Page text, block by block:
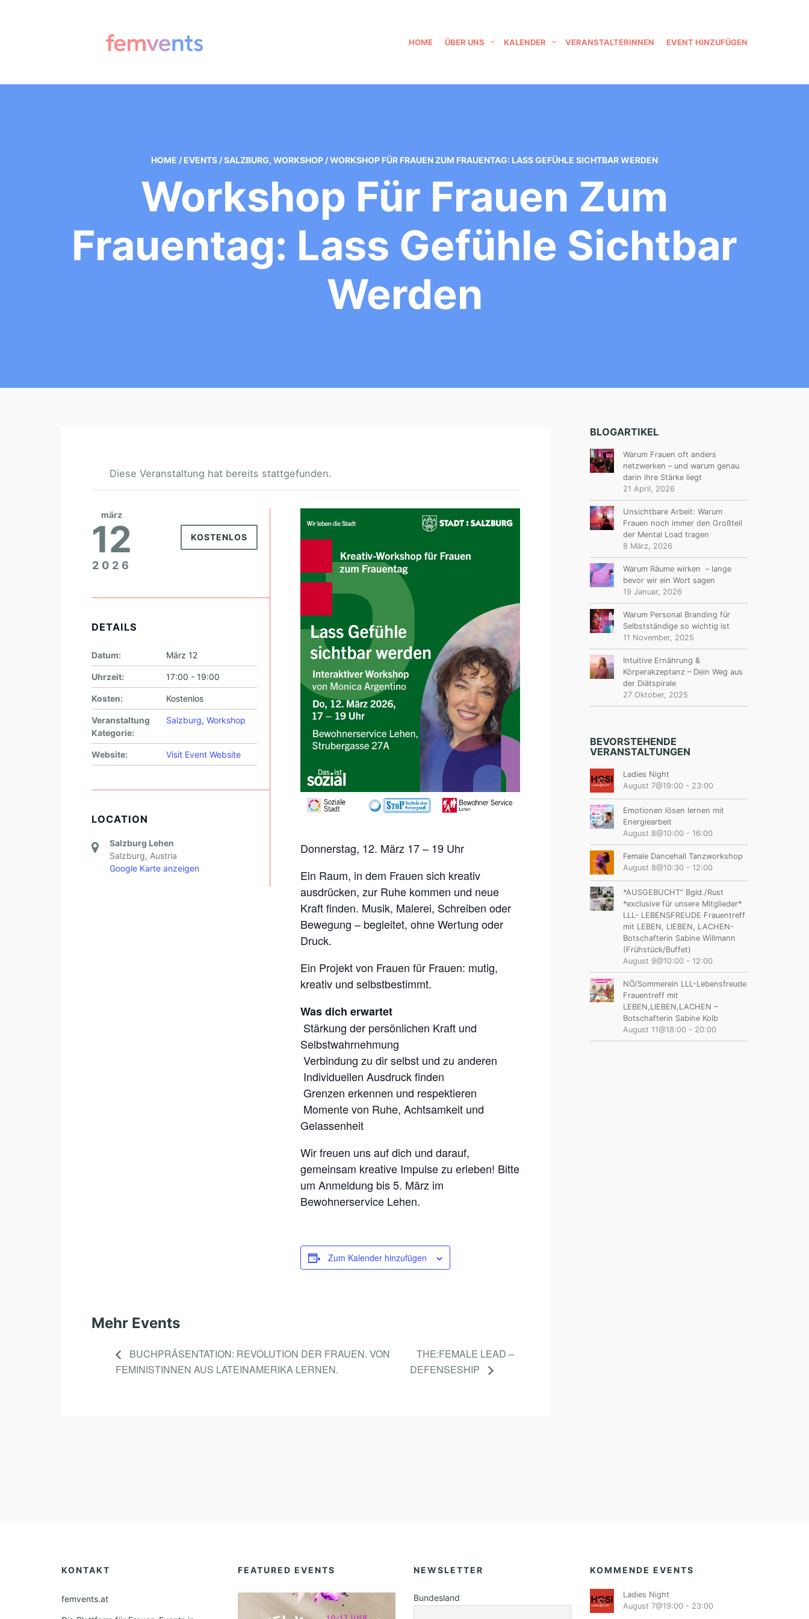
HOME ÜBER UNS KALENDER VERANSTALTERINNEN EVENT HINZUFÜGEN
HOME / EVENTS /SALZBURG, WORKSHOP /WORKSHOP FÜR FRAUEN ZUM FRAUENTAG: LASS GEFÜHLE SICHTBAR WERDEN
Workshop Für Frauen Zum
Frauentag: Lass Gefühle Sichtbar
Werden
Diese Veranstaltung hat bereits stattgefunden.
W
O
K
O
Ü
U
E
N
U
F
R
A
U
E
N
T
A
G
:
L
A
S
S
G
E
F
Ü
H
E
S
I
B
A
Donnerstag, 12. März 17 – 19 Uhr
Ein Raum, in dem Frauen sich kreativ
ausdrücken, zur Ruhe kommen und neue
Kraft finden. Musik, Malerei, Schreiben oder
Bewegung – begleitet, ohne Wertung oder
Druck.
Ein Projekt von Frauen für Frauen: mutig,
kreativ und selbstbestimmt.
Was dich erwartet
 Stärkung der persönlichen Kraft und
Selbstwahrnehmung
 Verbindung zu dir selbst und zu anderen
 Individuellen Ausdruck finden
 Grenzen erkennen und respektieren
 Momente von Ruhe, Achtsamkeit und
Gelassenheit
Wir freuen uns auf dich und darauf,
gemeinsam kreative Impulse zu erleben! Bitte
um Anmeldung bis 5. März im
Bewohnerservice Lehen.
Zum Kalender hinzufügen
märz
12
2026
KOSTENLOS
DETAILS
Datum: März 12
Uhrzeit: 17:00 - 19:00
Kosten: Kostenlos
Veranstaltung
Kategorie:
Salzburg, Workshop
Website: Visit Event Website
LOCATION
Salzburg Lehen
Salzburg, Austria
Google Karte anzeigen
Mehr Events
BUCHPRÄSENTATION: REVOLUTION DER FRAUEN. VON
FEMINISTINNEN AUS LATEINAMERIKA LERNEN.
THE:FEMALE LEAD –
DEFENSESHIP
BLOGARTIKEL
Warum Frauen oft anders
netzwerken – und warum genau
darin ihre Stärke liegt
21 April, 2026
Unsichtbare Arbeit: Warum
Frauen noch immer den Großteil
der Mental Load tragen
8 März, 2026
Warum Räume wirken – lange
bevor wir ein Wort sagen
19 Januar, 2026
Warum Personal Branding für
Selbstständige so wichtig ist
11 November, 2025
Intuitive Ernährung &
Körperakzeptanz – Dein Weg aus
der Diätspirale
27 Oktober, 2025
BEVORSTEHENDE
VERANSTALTUNGEN
Ladies Night
August 7@19:00- 23:00
Emotionen lösen lernen mit
Energiearbeit
August 8@10:00- 16:00
Female Dancehall Tanzworkshop
August 8@10:30- 12:00
*AUSGEBUCHT“ Bgld./Rust
*exclusive für unsere Mitglieder*
LLL- LEBENSFREUDE Frauentreff
mit LEBEN, LIEBEN, LACHEN-
Botschafterin Sabine Willmann
(Frühstück/Buffet)
August 9@10:00- 12:00
NÖ/Sommerein LLL-Lebensfreude
Frauentreff mit
LEBEN,LIEBEN,LACHEN –
Botschafterin Sabine Kolb
August 11@18:00- 20:00
KONTAKT
femvents.at
FEATURED EVENTS NEWSLETTER
Bundesland
KOMMENDE EVENTS
Ladies Night
August 7@19:00- 23:00